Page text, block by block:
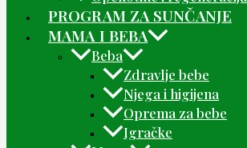
PROGRAM ZA SUNČANJE
MAMA I BEBA
Beba
Zdravlje bebe
Njega i higijena
Oprema za bebe
Igračke